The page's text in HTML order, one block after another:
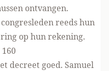
ontvangen.
reeds hun
op hun rekening.
decreet goed. Samuel